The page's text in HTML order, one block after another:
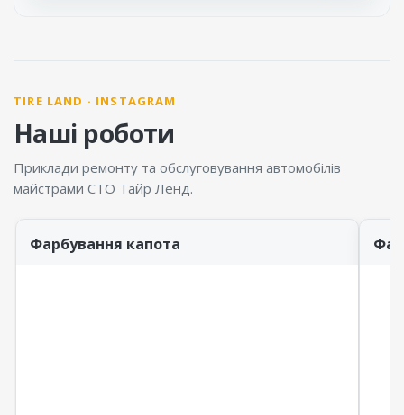
TIRE LAND · INSTAGRAM
Наші роботи
Приклади ремонту та обслуговування автомобілів
майстрами СТО Тайр Ленд.
Фарбування капота